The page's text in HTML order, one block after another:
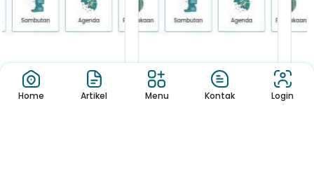
Home Artikel Menu Kontak Login